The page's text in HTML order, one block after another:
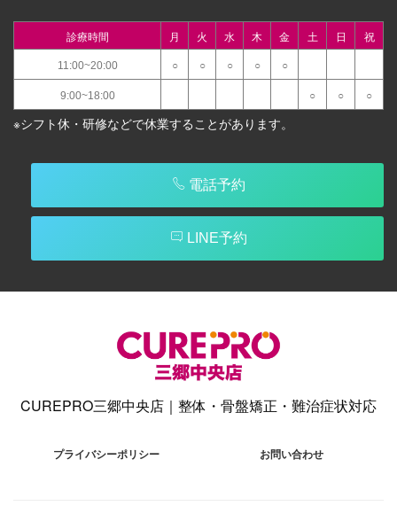
診療時間 月 火 水 木 金 土 日 祝
11:00~20:00 ○ ○ ○ ○ ○
9:00~18:00 ○ ○ ○
※シフト休・研修などで休業することがあります。
電話予約
LINE予約
CUREPRO三郷中央店｜整体・骨盤矯正・難治症状対応
プライバシーポリシー お問い合わせ